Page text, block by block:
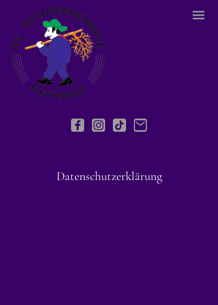
Datenschutzerklärung